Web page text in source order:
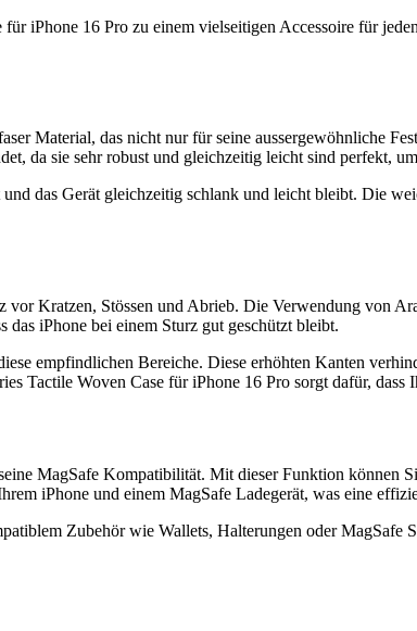
iPhone 16 Pro zu einem vielseitigen Accessoire für
Material, das nicht nur für seine aussergewöhnliche
da sie sehr robust und gleichzeitig leicht sind perfekt,
das Gerät gleichzeitig schlank und leicht bleibt. Die
Kratzen, Stössen und Abrieb. Die Verwendung von
das iPhone bei einem Sturz gut geschützt bleibt.
empfindlichen Bereiche. Diese erhöhten Kanten
Tactile Woven Case für iPhone 16 Pro sorgt dafür, dass
MagSafe Kompatibilität. Mit dieser Funktion können
iPhone und einem MagSafe Ladegerät, was eine
Zubehör wie Wallets, Halterungen oder MagSafe